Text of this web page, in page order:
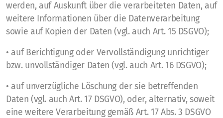
werden, auf Auskunft über die verarbeiteten Daten, auf
weitere Informationen über die Datenverarbeitung
sowie auf Kopien der Daten (vgl. auch Art. 15 DSGVO);
• auf Berichtigung oder Vervollständigung unrichtiger
bzw. unvollständiger Daten (vgl. auch Art. 16 DSGVO);
• auf unverzügliche Löschung der sie betreffenden
Daten (vgl. auch Art. 17 DSGVO), oder, alternativ, soweit
eine weitere Verarbeitung gemäß Art. 17 Abs. 3 DSGVO